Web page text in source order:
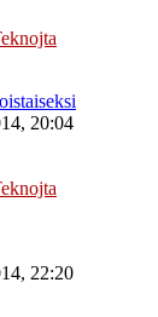
20:04
22:20